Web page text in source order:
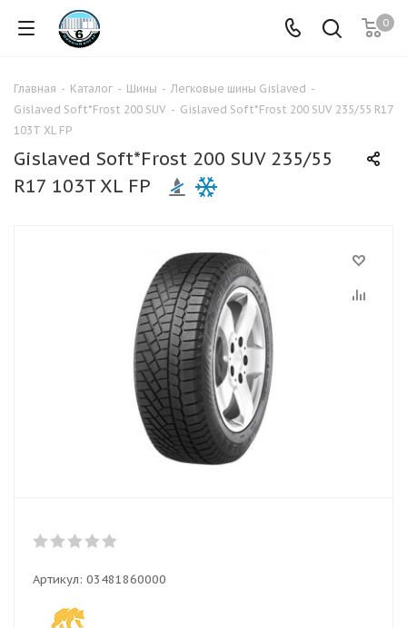
0
Главная - Каталог - Шины - Легковые шины Gislaved -
Gislaved Soft*Frost 200 SUV - Gislaved Soft*Frost 200 SUV 235/55 R17
103T XL FP
Gislaved Soft*Frost 200 SUV 235/55
R17 103T XL FP
Артикул: 03481860000